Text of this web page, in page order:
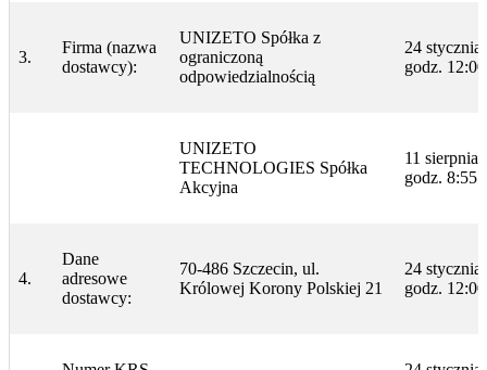
3.
Firma (nazwa
dostawcy):
UNIZETO Spółka z
ograniczoną
odpowiedzialnością
24 stycznia
godz.
UNIZETO
TECHNOLOGIES Spółka
Akcyjna
11 sierpnia
godz.
4.
Dane
adresowe
dostawcy:
70-486 Szczecin, ul.
Królowej Korony Polskiej 21
24 stycznia
godz.